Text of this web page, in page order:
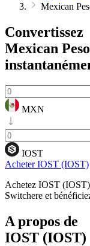
Mexican
Convertissez
Mexican
MXN
IOST
Acheter IOST (IOST)
Achetez IOST
Switchere et
A propos de
IOST (IOST)